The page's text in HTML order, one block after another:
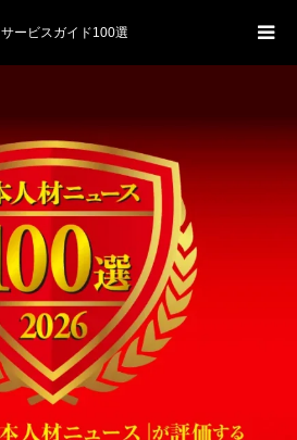
ービスガイド100選